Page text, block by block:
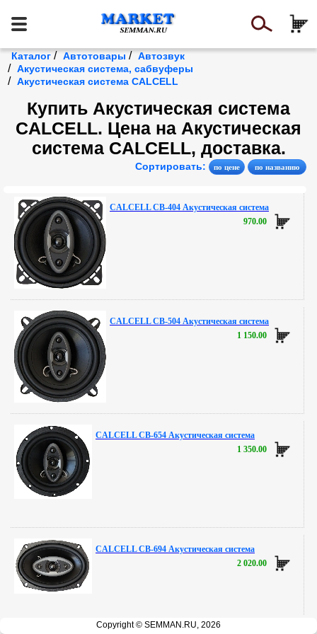
Каталог / Автотовары / Автозвук
/ Акустическая система, сабвуферы
/ Акустическая система CALCELL
Купить Акустическая система
CALCELL. Цена на Акустическая
система CALCELL, доставка.
Сортировать:
CALCELL CB-404 Акустическая система
970.00
CALCELL CB-504 Акустическая система
1 150.00
CALCELL CB-654 Акустическая система
1 350.00
CALCELL CB-694 Акустическая система
2 020.00
Copyright © SEMMAN.RU, 2026